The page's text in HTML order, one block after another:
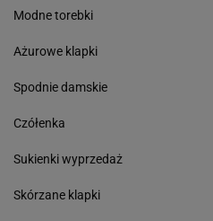
Modne torebki
Ażurowe klapki
Spodnie damskie
Czółenka
Sukienki wyprzedaż
Skórzane klapki